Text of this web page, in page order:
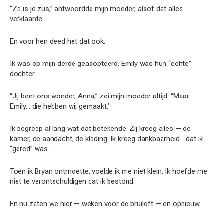
“Ze is je zus,” antwoordde mijn moeder, alsof dat alles
verklaarde.
En voor hen deed het dat ook.
Ik was op mijn derde geadopteerd. Emily was hun “echte”
dochter.
“Jij bent ons wonder, Anna,” zei mijn moeder altijd. “Maar
Emily… die hebben wij gemaakt.”
Ik begreep al lang wat dat betekende. Zij kreeg alles — de
kamer, de aandacht, de kleding. Ik kreeg dankbaarheid… dat ik
“gered” was.
Toen ik Bryan ontmoette, voelde ik me niet klein. Ik hoefde me
niet te verontschuldigen dat ik bestond.
En nu zaten we hier — weken voor de bruiloft — en opnieuw